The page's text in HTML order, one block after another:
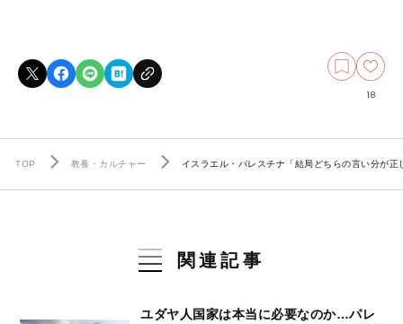
18
TOP 教養・カルチャー イスラエル・パレスチナ「結局どちらの言い分が
関連記事
ユダヤ人国家は本当に必要なのか…パレ